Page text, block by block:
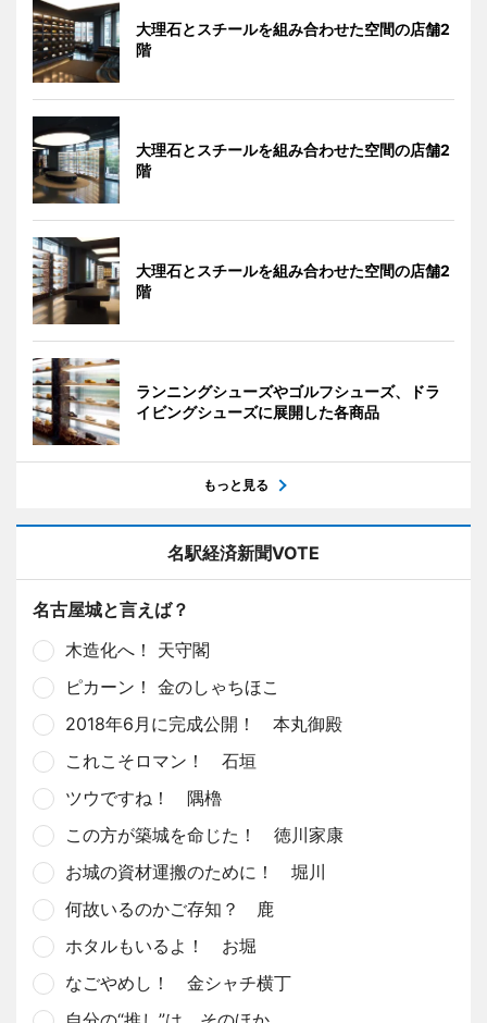
大理石とスチールを組み合わせた空間の店舗2
階
大理石とスチールを組み合わせた空間の店舗2
階
大理石とスチールを組み合わせた空間の店舗2
階
ランニングシューズやゴルフシューズ、ドラ
イビングシューズに展開した各商品
もっと見る
名駅経済新聞VOTE
名古屋城と言えば？
木造化へ！ 天守閣
ピカーン！ 金のしゃちほこ
2018年6月に完成公開！ 本丸御殿
これこそロマン！ 石垣
ツウですね！ 隅櫓
この方が築城を命じた！ 徳川家康
お城の資材運搬のために！ 堀川
何故いるのかご存知？ 鹿
ホタルもいるよ！ お堀
なごやめし！ 金シャチ横丁